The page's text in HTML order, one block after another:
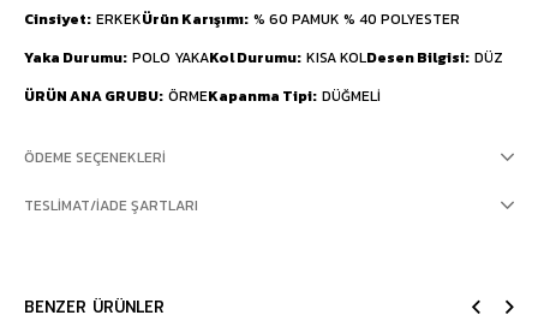
Cinsiyet ERKEKÜrün Karışımı % 60 PAMUK % 40 POLYESTER
Yaka Durumu POLO YAKAKol Durumu KISA KOLDesen Bilgisi DÜZ
ÜRÜN ANA GRUBU ÖRMEKapanma Tipi DÜĞMELİ
ÖDEME SEÇENEKLERI
TESLIMAT/İADE ŞARTLARI
BENZER ÜRÜNLER